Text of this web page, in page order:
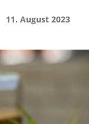
11. August 2023